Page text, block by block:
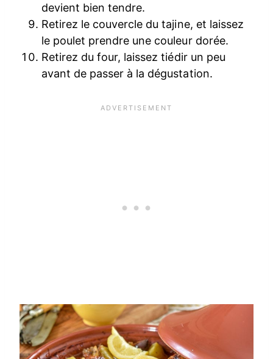
devient bien tendre.
Retirez le couvercle du tajine, et laissez
le poulet prendre une couleur dorée.
Retirez du four, laissez tiédir un peu
avant de passer à la dégustation.